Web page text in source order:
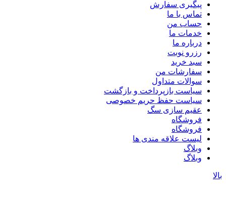
پیگیری سفارش
تماس با ما
حساب من
خدمات ما
درباره ما
رزرو نوبت
سبد خرید
سفارشات من
سوالات متداول
سیاست بازپرداخت و بازگشت
سیاست حفظ حریم خصوصی
عقیم سازی سگ
فروشگاه
فروشگاه
لیست علاقه مندی ها
وبلاگ
وبلاگ